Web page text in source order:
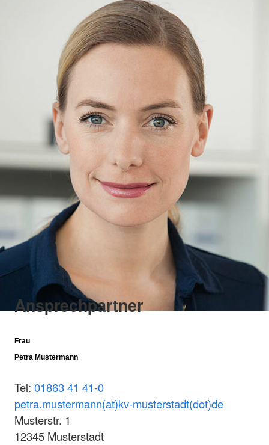
Ansprechpartner
Frau
Petra Mustermann
Tel: 01863 41 41-0
petra.mustermann(at)kv-musterstadt(dot)de
Musterstr. 1
12345 Musterstadt